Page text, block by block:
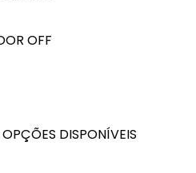
OFF
DISPONÍVEIS